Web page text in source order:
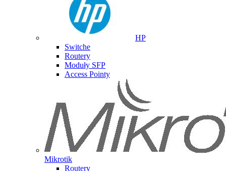
HP
Switche
Routery
Moduły SFP
Access Pointy
Mikrotik
Routery